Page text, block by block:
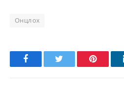
Онцлох
FacebookTwitter Pinterest